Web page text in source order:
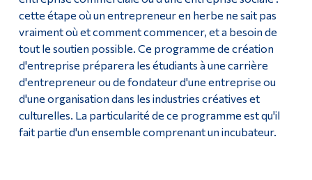
cette étape où un entrepreneur en herbe ne sait pas
vraiment où et comment commencer, et a besoin de
tout le soutien possible. Ce programme de création
d'entreprise préparera les étudiants à une carrière
d'entrepreneur ou de fondateur d'une entreprise ou
d'une organisation dans les industries créatives et
culturelles. La particularité de ce programme est qu'il
fait partie d'un ensemble comprenant un incubateur.